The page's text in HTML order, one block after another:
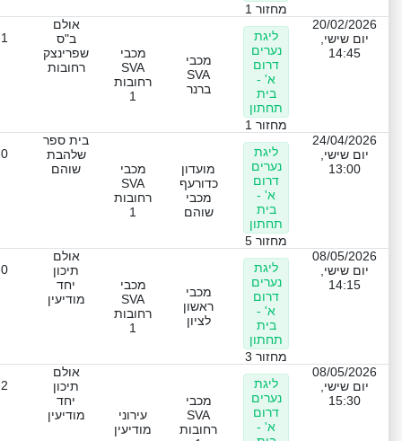
מחזור 1
20/02/2026
יום שישי,
14:45
ליגת
נערים
דרום
א' -
בית
תחתון
מחזור 1
מכבי
SVA
ברנר
מכבי
SVA
רחובות
1
אולם
ב"ס
שפרינצק
רחובות
24/04/2026
יום שישי,
13:00
ליגת
נערים
דרום
א' -
בית
תחתון
מחזור 5
מועדון
כדורעף
מכבי
שוהם
מכבי
SVA
רחובות
1
בית ספר
שלהבת
שוהם
08/05/2026
יום שישי,
14:15
ליגת
נערים
דרום
א' -
בית
תחתון
מחזור 3
מכבי
ראשון
לציון
מכבי
SVA
רחובות
1
אולם
תיכון
יחד
מודיעין
08/05/2026
יום שישי,
15:30
ליגת
נערים
דרום
א' -
מכבי
SVA
רחובות
עירוני
מודיעין
אולם
תיכון
יחד
מודיעין